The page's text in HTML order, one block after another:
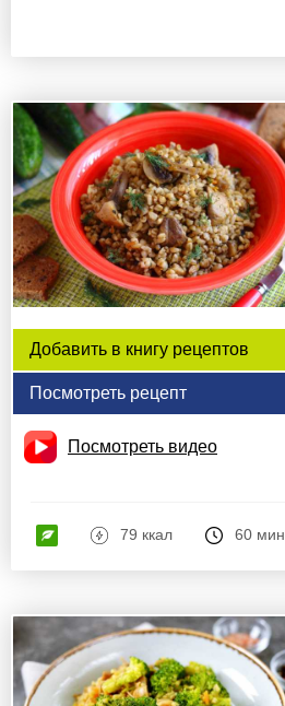
Добавить в книгу рецептов
Посмотреть рецепт
Посмотреть видео
79 ккал 60 мин